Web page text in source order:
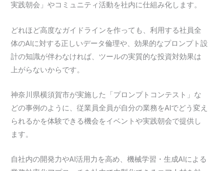
実践朝会」やコミュニティ活動を社内に仕組み化します。
どれほど高度なガイドラインを作っても、利用する社員全
体のAIに対する正しいデータ倫理や、効果的なプロンプト設
計の知識が伴わなければ、ツールの実質的な投資対効果は
上がらないからです。
神奈川県横須賀市が実施した「プロンプトコンテスト」な
どの事例のように、従業員全員が自分の業務をAIでどう変え
られるかを体験できる機会をイベントや実践朝会で提供し
ます。
自社内の開発力やAI活用力を高め、機械学習・生成AIによる